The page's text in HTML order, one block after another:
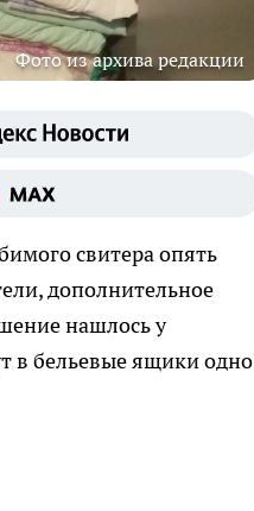
Фото из архива редакции
свитера опять
дополнительное
нашлось у
в бельевые ящики одно